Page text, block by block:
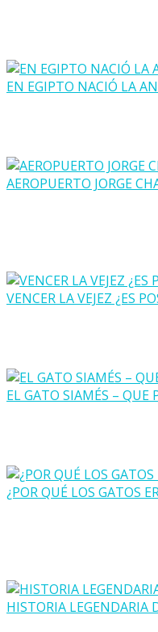
EN EGIPTO NACIÓ LA
AEROPUERTO JORGE
VENCER LA VEJEZ ¿ES
EL GATO SIAMÉS – QUE
¿POR QUÉ LOS GATOS
HISTORIA LEGENDARIA